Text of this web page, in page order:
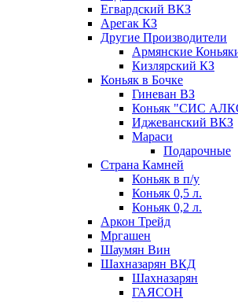
Егвардский ВКЗ
Арегак КЗ
Другие Производители
Армянские
Кизлярский КЗ
Коньяк в Бочке
Гиневан ВЗ
Коньяк "СИС
Иджеванский ВКЗ
Мараси
Подарочные
Страна Камней
Коньяк в п/у
Коньяк 0,5 л.
Коньяк 0,2 л.
Аркон Трейд
Мргашен
Шаумян Вин
Шахназарян ВКД
Шахназарян
ГАЯСОН